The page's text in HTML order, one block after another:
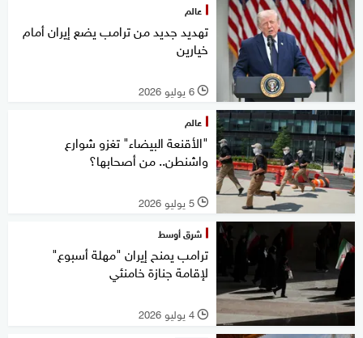
عالم
تهديد جديد من ترامب يضع إيران أمام
خيارين
l 6 يوليو 2026
عالم
"الأقنعة البيضاء" تغزو شوارع
واشنطن.. من أصحابها؟
l 5 يوليو 2026
شرق أوسط
ترامب يمنح إيران "مهلة أسبوع"
لإقامة جنازة خامنئي
l 4 يوليو 2026